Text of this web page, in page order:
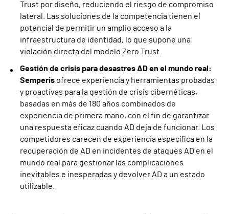
Trust por diseño, reduciendo el riesgo de compromiso
lateral. Las soluciones de la competencia tienen el
potencial de permitir un amplio acceso a la
infraestructura de identidad, lo que supone una
violación directa del modelo Zero Trust.
Gestión de crisis para desastres AD en el mundo real:
Semperis ofrece experiencia y herramientas probadas
y proactivas para la gestión de crisis cibernéticas,
basadas en más de 180 años combinados de
experiencia de primera mano, con el fin de garantizar
una respuesta eficaz cuando AD deja de funcionar. Los
competidores carecen de experiencia específica en la
recuperación de AD en incidentes de ataques AD en el
mundo real para gestionar las complicaciones
inevitables e inesperadas y devolver AD a un estado
utilizable.